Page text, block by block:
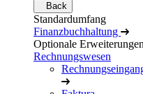
Back
Standardumfang
Finanzbuchhaltung
Optionale Erweiterungen
Rechnungswesen